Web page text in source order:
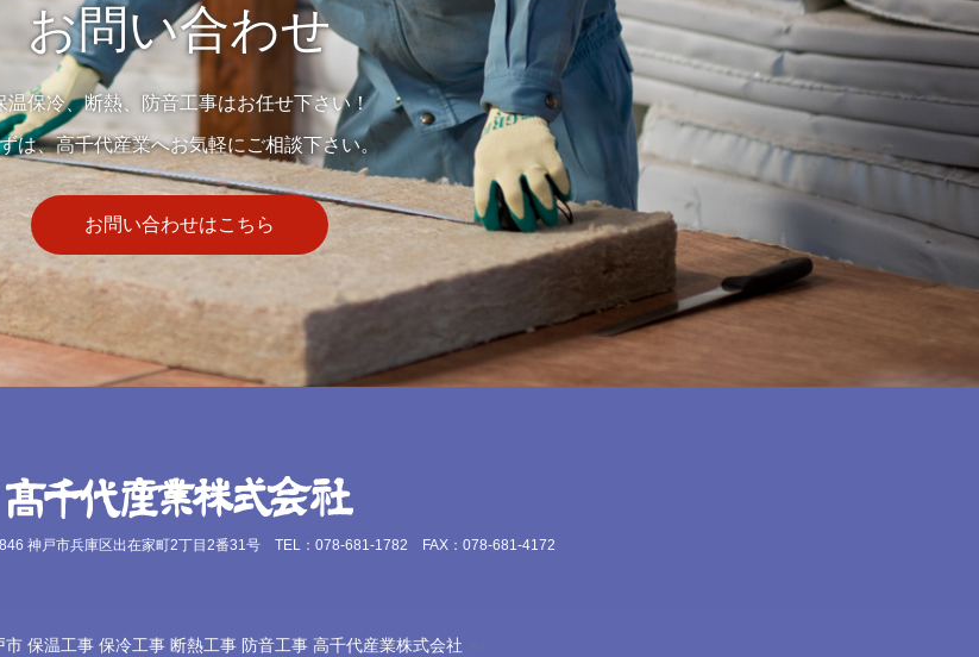
お問い合わせ
温保冷、断熱、防音工事はお任せ下さい！
は、高千代産業へお気軽にご相談下さい。
お問い合わせはこちら
神戸市兵庫区出在家町2丁目2番31号 TEL：078-681-1782 FAX：078-681-4172
市 保温工事 保冷工事 断熱工事 防音工事 高千代産業株式会社